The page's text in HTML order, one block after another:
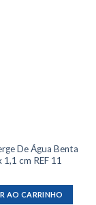
De Água Benta
cm REF 11
AO CARRINHO